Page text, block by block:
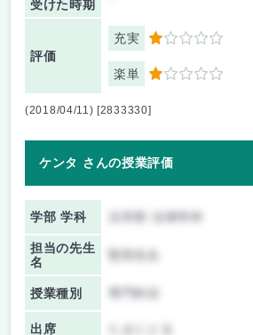
受けた時期
評価
充実 1
楽単 1
(2018/04/11) [2833330]
ケンタ さんの授業評価
学部 学科
担当の先生
名
授業種別
出席